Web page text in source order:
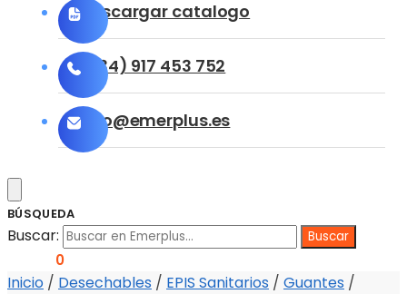
Descargar catalogo
(+34) 917 453 752
info@emerplus.es
BÚSQUEDA
Buscar:
0
Inicio / Desechables / EPIS Sanitarios / Guantes /